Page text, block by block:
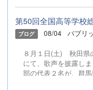
た。お忙しい中、ご
した。 また、各日およそ80名のボランテ
ィアの生徒が各係業
明、探究発表などの運
伝わっていれば幸いです。
なお、本校は今年度
らSAH+ Leading
第50回全国高等学校
ブログ 08/04 パブリ
８月１日(土) 秋田県
にて、歌声を披露し
部の代表２名が、群